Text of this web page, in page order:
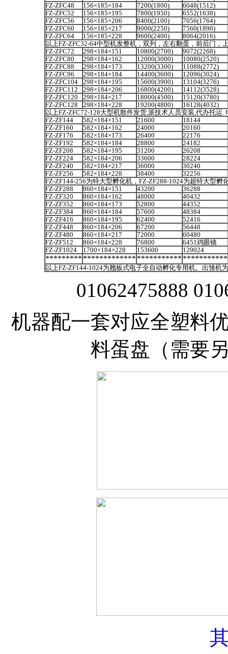
FZ-ZFC48
156×185×184 7200(1800)
6048(1512)
FZ-ZFC52
156×185×195 7800(1950)
6552(1638)
FZ-ZFC56
156×185×206 8400(2100)
7056(1764)
FZ-ZFC60
156×185×217 9000(2250)
7560(1890)
FZ-ZFC64
156×185×228 9600(2400)
8064(2016)
以上FZ-ZFC32-64中型机发整机，双列，左右翻蛋，前后门，
FZ-ZFC72
298×184×151 10800(2700)
9072(2268)
FZ-ZFC80
298×184×162 12000(3000)
10080(2520)
FZ-ZFC88
298×184×173 13200(3300)
11088(2772)
FZ-ZFC96
298×184×184 14400(3600)
12096(3024)
FZ-ZFC104
298×184×195 15600(3900)
13104(3276)
FZ-ZFC112
298×184×206 16800(4200)
14112(3528)
FZ-ZFC120
298×184×217 18000(4500)
15120(3780)
FZ-ZFC128
298×184×228 19200(4800)
16128(4032)
以上FZ-ZFC72-128大型机散件发货,派技术人员安装,代办托运.
FZ-ZF144
582×184×151 21600
18144
FZ-ZF160
582×184×162 24000
20160
FZ-ZF176
582×184×173 26400
22176
FZ-ZF192
582×184×184 28800
24182
FZ-ZF208
582×184×195 31200
26208
FZ-ZF224
582×184×206 33600
28224
FZ-ZF240
582×184×217 36000
30240
FZ-ZF256
582×184×228 38400
32256
FZ-ZF144-256为特大型孵化机，FZ-ZF288-1024为超特大型孵
FZ-ZF288
860×184×151 43200
36288
FZ-ZF320
860×184×162 48000
40432
FZ-ZF352
860×184×173 52800
44352
FZ-ZF384
860×184×184 57600
48384
FZ-ZF416
860×184×195 62400
52416
FZ-ZF448
860×184×206 67200
56448
FZ-ZF480
860×184×217 72000
60480
FZ-ZF512
860×184×228 76800
6451鸡眼镜
FZ-ZF1024
1700×184×228 153600 129024
********* ************* *********** ***********
以上FZ-ZF144-1024为翘板式电子全自动孵化专用机。出雏
01062475888
机器配一套对应全塑料
料蛋盘（需要